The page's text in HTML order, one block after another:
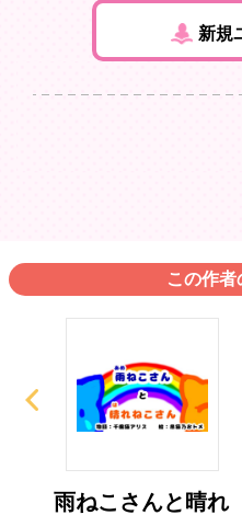
新規
この作者
雨ねこさんと晴れ